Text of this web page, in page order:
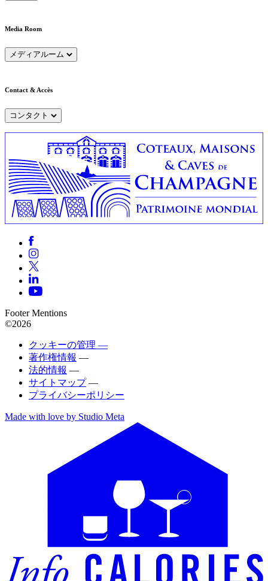
Media Room
メディアルーム
Contact & Accès
コンタクト
Footer Mentions
©2026
クッキーの管理 —
著作権情報 —
法的情報 —
サイトマップ —
プライバシーポリシー
Made with love by Studio Meta